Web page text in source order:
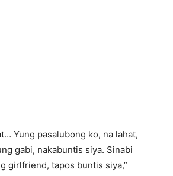
Yung pasalubong ko, na lahat,
gabi, nakabuntis siya. Sinabi
girlfriend, tapos buntis siya,”